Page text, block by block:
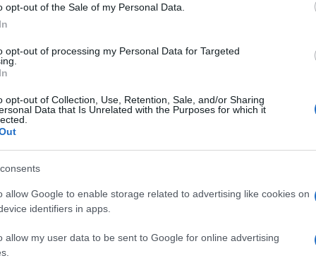
opt-out of the Sale of my Personal Data.
opt-out of processing my Personal Data for Targeted
opt-out of Collection, Use, Retention, Sale, and/or Sharing
Data that Is Unrelated with the Purposes for which it
allow Google to enable storage related to advertising like cookies on
identifiers in apps.
allow my user data to be sent to Google for online advertising
adottata. In quest’ottica, i parametri
e calibrati, scongiurando disparità di
un ruolo comparabile all’interno del
politiche pragmatiche
generale dello European Panel
di FederlegnoArredo, Giorgetti ha
le imprese europee.
e crescente concorrenza